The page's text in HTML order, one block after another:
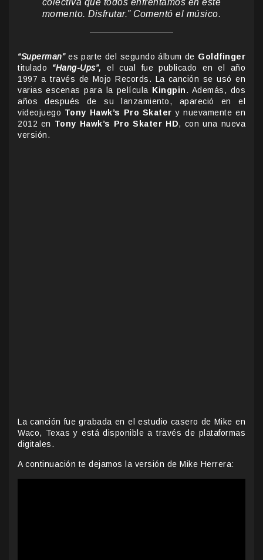
colectiva que todos enfrentamos en este
momento. Disfrutar.” Comentó el músico.
“Superman”es parte del segundo álbum de Goldfinger
titulado “Hang-Ups”,
el cual fue publicado en el año
1997 a través de Mojo Records. La canción se usó en
varias escenas para la película Kingpin. Además, dos
años después de su lanzamiento, apareció en el
videojuego Tony Hawk’s Pro Skater y nuevamente en
2012 en Tony Hawk’s Pro Skater HD, con una nueva
versión.
La canción fue grabada en el estudio casero de Mike en
Waco, Texas y está disponible a través de plataformas
digitales.
A continuación te dejamos la versión de Mike Herrera: